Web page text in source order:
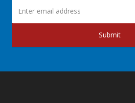
Submit